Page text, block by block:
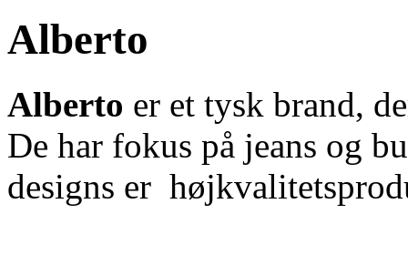
Alberto
Alberto er et tysk brand,
De har fokus på jeans og
designs er